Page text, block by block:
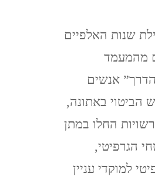
שנות האלפיים
מהמעמד
הדרך” אנשים
הביטוי באתונה,
לאחר שיא המשבר הכלכלי החמור שהיה בשנת 2008. הרשויות החלו במתן
הגרפיטי,
למוקדי עניין